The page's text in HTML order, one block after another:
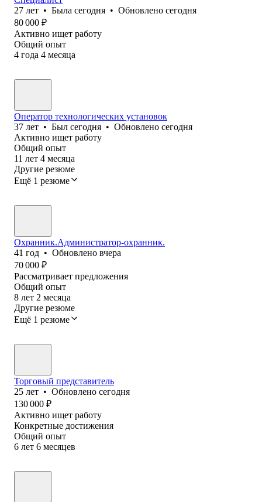
27 лет • Была сегодня • Обновлено сегодня
80 000 ₽
Активно ищет работу
Общий опыт
4 года 4 месяца
Оператор технологических установок
37 лет • Был сегодня • Обновлено сегодня
Активно ищет работу
Общий опыт
11 лет 4 месяца
Другие резюме
Ещё 1 резюме
Охранник.Администратор-охранник.
41 год • Обновлено вчера
70 000 ₽
Рассматривает предложения
Общий опыт
8 лет 2 месяца
Другие резюме
Ещё 1 резюме
Торговый представитель
25 лет • Обновлено сегодня
130 000 ₽
Активно ищет работу
Конкретные достижения
Общий опыт
6 лет 6 месяцев